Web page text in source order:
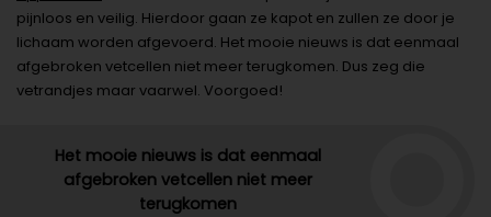
pijnloos en veilig. Hierdoor gaan ze kapot en zullen ze door je
lichaam worden afgevoerd. Het mooie nieuws is dat eenmaal
afgebroken vetcellen niet meer terugkomen. Dus zeg die
vetrandjes maar vaarwel. Voorgoed!
Het mooie nieuws is dat eenmaal
afgebroken vetcellen niet meer
terugkomen